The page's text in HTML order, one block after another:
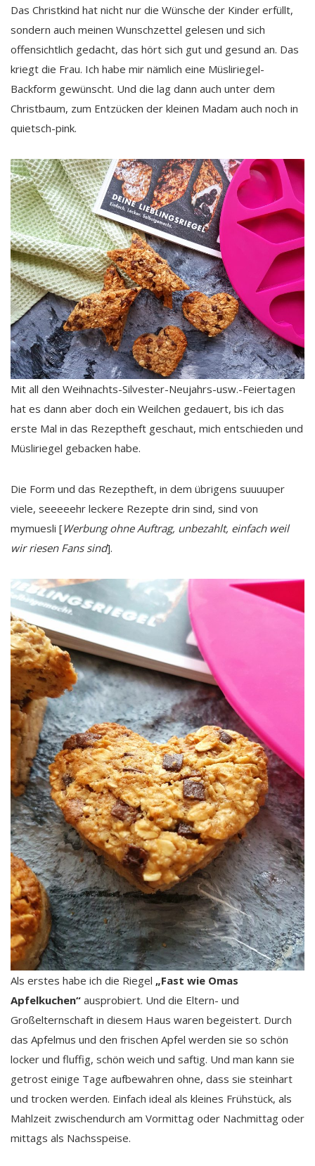
Das Christkind hat nicht nur die Wünsche der Kinder erfüllt,
sondern auch meinen Wunschzettel gelesen und sich
offensichtlich gedacht, das hört sich gut und gesund an. Das
kriegt die Frau. Ich habe mir nämlich eine Müsliriegel-
Backform gewünscht. Und die lag dann auch unter dem
Christbaum, zum Entzücken der kleinen Madam auch noch in
quietsch-pink.
Mit all den Weihnachts-Silvester-Neujahrs-usw.-Feiertagen
hat es dann aber doch ein Weilchen gedauert, bis ich das
erste Mal in das Rezeptheft geschaut, mich entschieden und
Müsliriegel gebacken habe.
Die Form und das Rezeptheft, in dem übrigens suuuuper
viele, seeeeehr leckere Rezepte drin sind, sind von
mymuesli [Werbung ohne Auftrag, unbezahlt, einfach weil
wir riesen Fans sind].
Als erstes habe ich die Riegel „Fast wie Omas
Apfelkuchen“ ausprobiert. Und die Eltern- und
Großelternschaft in diesem Haus waren begeistert. Durch
das Apfelmus und den frischen Apfel werden sie so schön
locker und fluffig, schön weich und saftig. Und man kann sie
getrost einige Tage aufbewahren ohne, dass sie steinhart
und trocken werden. Einfach ideal als kleines Frühstück, als
Mahlzeit zwischendurch am Vormittag oder Nachmittag oder
mittags als Nachsspeise.